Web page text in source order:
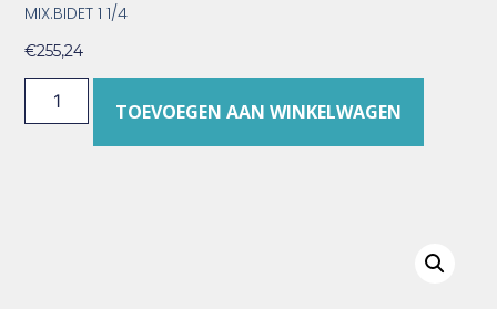
MIX.BIDET 1 1/4
€255,24
TOEVOEGEN AAN WINKELWAGEN